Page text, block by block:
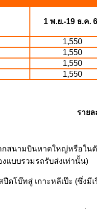
1 พ.ย.-19 ธ.ค.
1,550
1,550
1,550
1,550
รายล
กสนามบินหาดใหญ่หรือใน
แบบรวมรถรับส่งเท่านั้น)
ปีดโบ๊ทสู่ เกาะหลีเป๊ะ (ซึ่งมี